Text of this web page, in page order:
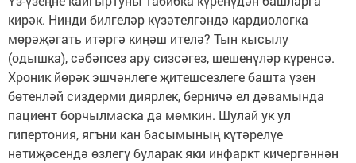
кирәк. Нинди билгеләр күзәтелгәндә кардиологка
мөрәҗәгать итәргә киңәш ителә? Тын кысылу
(одышка), сәбәпсез ару сизсәгез, шешенүләр күренсә.
Хроник йөрәк эшчәнлеге җитешсезлеге башта үзен
бөтенләй сиздерми диярлек, берничә ел дәвамында
пациент борчылмаска да мөмкин. Шулай ук ул
гипертония, ягъни кан басымының күтәрелүе
нәтиҗәсендә өзлегү буларак яки инфаркт кичергәннән